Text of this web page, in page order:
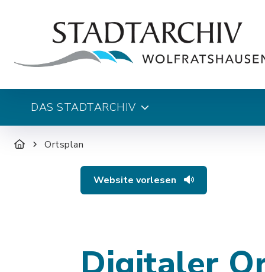
DAS STADTARCHIV
Ortsplan
Website vorlesen